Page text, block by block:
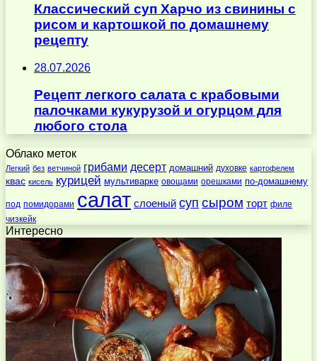
Классический суп Харчо из свинины с
рисом и картошкой по домашнему
рецепту
28.07.2026
Рецепт легкого салата с крабовыми
палочками кукурузой и огурцом для
любого стола
Облако меток
Легкий без ветчиной грибами десерт домашний духовке картофелем
квас кисель курицей мультиварке овощами орешками по-домашнему
под помидорами салат слоеный суп сыром торт филе
чизкейк
Интересно